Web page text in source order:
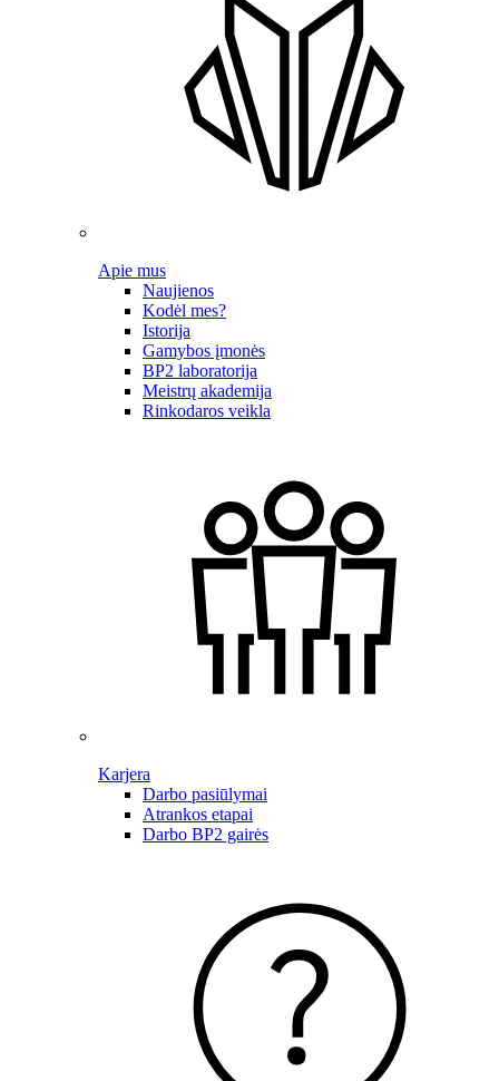
Apie mus
Naujienos
Kodėl mes?
Istorija
Gamybos įmonės
BP2 laboratorija
Meistrų akademija
Rinkodaros veikla
Karjera
Darbo pasiūlymai
Atrankos etapai
Darbo BP2 gairės